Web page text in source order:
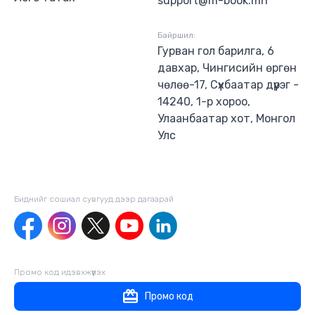
Байршил:
Гурван гол барилга, 6
давхар, Чингисийн өргөн
чөлөө-17, Сүхбаатар дүүрэг -
14240, 1-р хороо,
Улаанбаатар хот, Монгол
Улс
Биднийг сошиал сувгууд дээр дагаaрай
Промо код идэвхжүүлэх
Промо код